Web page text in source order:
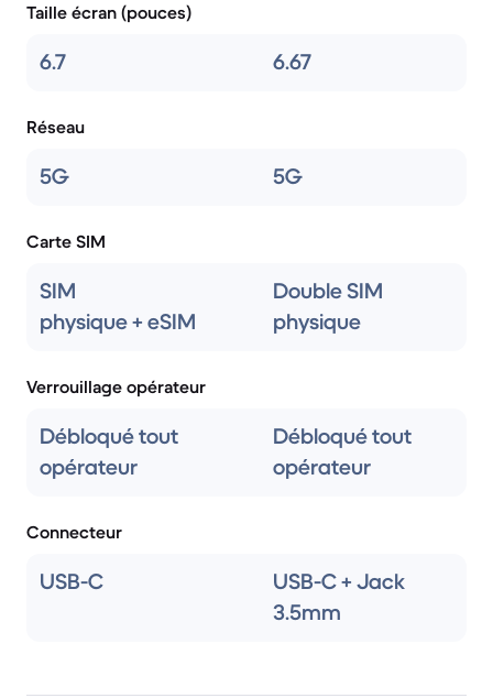
Taille écran (pouces)
6.7 6.67
Réseau
5G 5G
Carte SIM
SIM
physique + eSIM
Double SIM
physique
Verrouillage opérateur
Débloqué tout
opérateur
Débloqué tout
opérateur
Connecteur
USB-C
USB-C + Jack
3.5mm